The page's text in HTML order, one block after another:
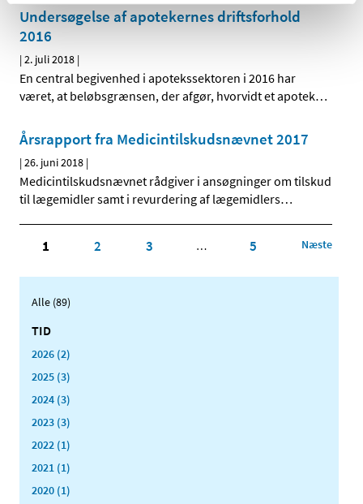
Undersøgelse af apotekernes driftsforhold
2016
|2. juli 2018 |
En central begivenhed i apotekssektoren i 2016 har
været, at beløbsgrænsen, der afgør, hvorvidt et apotek…
Årsrapport fra Medicintilskudsnævnet 2017
|26. juni 2018 |
Medicintilskudsnævnet rådgiver i ansøgninger om tilskud
til lægemidler samt i revurdering af lægemidlers…
1 2 3 … 5 Næste
Alle (89)
TID
2026 (2)
2025 (3)
2024 (3)
2023 (3)
2022 (1)
2021 (1)
2020 (1)